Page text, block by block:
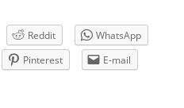
Reddit
WhatsApp
Pinterest
E-mail